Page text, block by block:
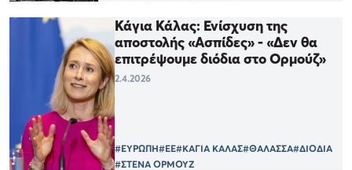
Κάγια Κάλας: Ενίσχυση της
αποστολής «Ασπίδες» - «Δεν θα
επιτρέψουμε διόδια στο Ορμούζ»
2.4.2026
#ΕΥΡΩΠΗ#ΕΕ#ΚΑΓΙΑ ΚΑΛΑΣ#ΘΑΛΑΣΣΑ#ΔΙΟΔΙΑ
#ΣΤΕΝΑ ΟΡΜΟΥΖ